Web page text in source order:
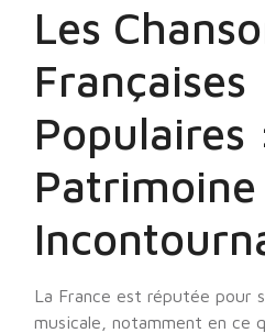
Les
Françaises
Populaires
Patrimoine
La France est réputée pour
musicale, notamment en ce